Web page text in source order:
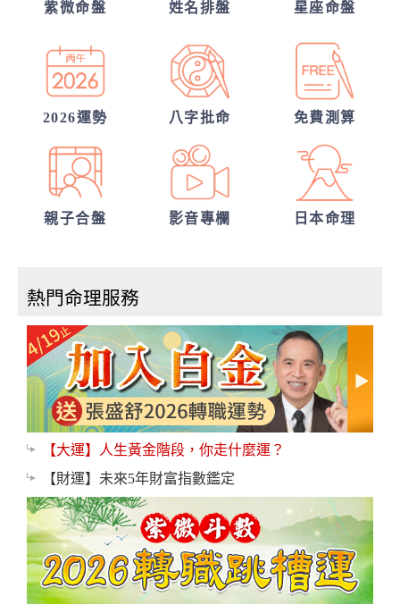
我們的未來已註定?
紫微命盤 姓名排盤 星座命盤
2026運勢 八字批命 免費測算
親子合盤 影音專欄 日本命理
熱門命理服務
【大運】人生黃金階段，你走什麼運？
【財運】未來5年財富指數鑑定